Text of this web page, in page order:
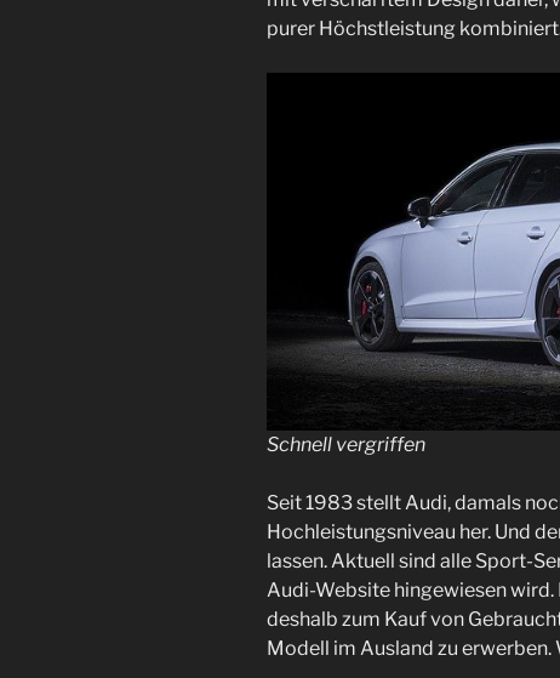
purer Höchstleistung
Schnell vergriffen
Seit 1983 stellt Audi, damals
Hochleistungsniveau her. Und
lassen. Aktuell sind alle Sport-
Audi-Website hingewiesen
deshalb zum Kauf von
Modell im Ausland zu